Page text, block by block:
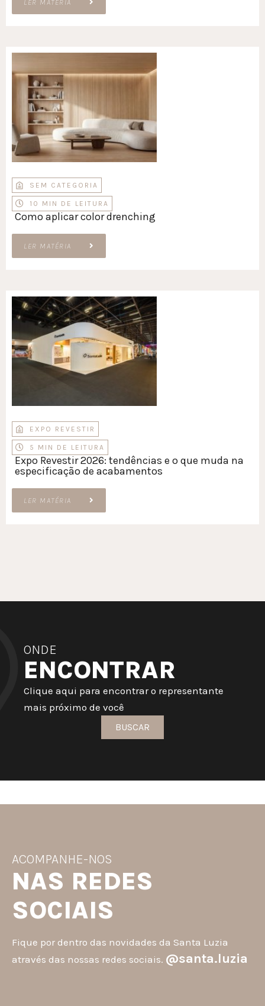
LER MATÉRIA
SEM CATEGORIA
10 MIN DE LEITURA
Como aplicar color drenching
LER MATÉRIA
EXPO REVESTIR
5 MIN DE LEITURA
Expo Revestir 2026: tendências e o que muda na
especificação de acabamentos
LER MATÉRIA
ONDE
ENCONTRAR
Clique aqui para encontrar o representante
mais próximo de você
BUSCAR
ACOMPANHE-NOS
NAS REDES
SOCIAIS
Fique por dentro das novidades da Santa Luzia
através das nossas redes sociais. @santa.luzia